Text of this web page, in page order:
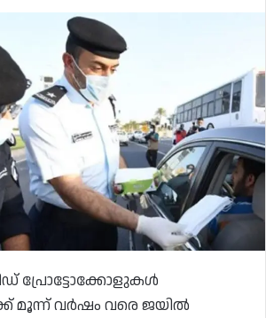
പ്രോട്ടോക്കോളുകൾ
മൂന്ന് വർഷം വരെ ജയിൽ